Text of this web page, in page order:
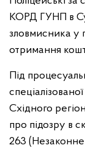
КОРД ГУНП в
зловмисника у
отримання
Під
Східного
про підозру в
263